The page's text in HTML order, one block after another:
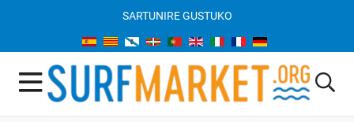
SARTUNIRE GUSTUKO